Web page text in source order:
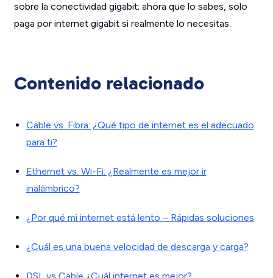
sobre la conectividad gigabit; ahora que lo sabes, solo
paga por internet gigabit si realmente lo necesitas.
Contenido relacionado
Cable vs. Fibra: ¿Qué tipo de internet es el adecuado
para ti?
Ethernet vs. Wi-Fi: ¿Realmente es mejor ir
inalámbrico?
¿Por qué mi internet está lento – Rápidas soluciones
¿Cuál es una buena velocidad de descarga y carga?